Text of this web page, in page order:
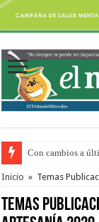
Con cambios a
Adopción en
Inicio » Temas
Temas